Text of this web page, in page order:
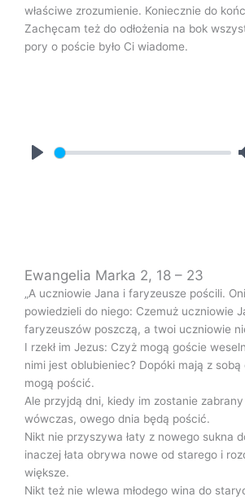
właściwe zrozumienie. Koniecznie do
Zachęcam też do odłożenia na bok
pory o poście było Ci wiadome.
Ewangelia Marka 2, 18 – 23
„A uczniowie Jana i faryzeusze pościli.
powiedzieli do niego: Czemuż uczniowie
faryzeuszów poszczą, a twoi uczniowie
I rzekł im Jezus: Czyż mogą goście
nimi jest oblubieniec? Dopóki mają z sobą
mogą pościć.
Ale przyjdą dni, kiedy im zostanie
wówczas, owego dnia będą pościć.
Nikt nie przyszywa łaty z nowego sukna
inaczej łata obrywa nowe od starego i
większe.
Nikt też nie wlewa młodego wina do